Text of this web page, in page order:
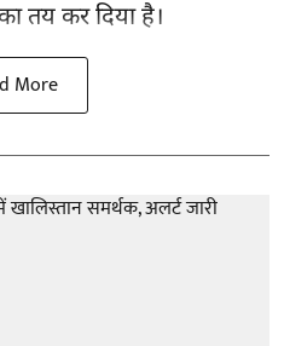
तय कर दिया है।
More